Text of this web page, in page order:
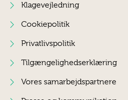
Klagevejledning
Cookiepolitik
Privatlivspolitik
Tilgængelighedserklæring
Vores samarbejdspartnere